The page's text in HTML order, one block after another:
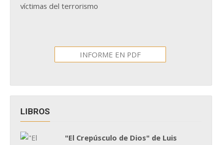
víctimas del terrorismo
INFORME EN PDF
LIBROS
"El Crepúsculo de Dios" de Luis